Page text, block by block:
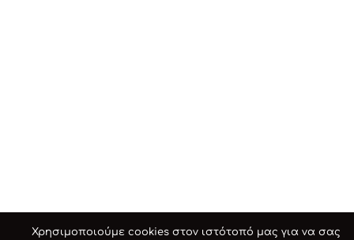
Χρησιμοποιούμε cookies στον ιστότοπό μας για να σας